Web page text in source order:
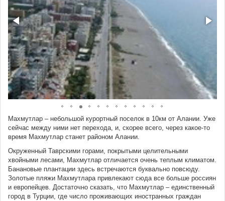
Махмутлар – небольшой курортный поселок в 10км от Алании. Уже
сейчас между ними нет перехода, и, скорее всего, через какое-то
время Махмутлар станет районом Алании.
Окруженный Таврскими горами, покрытыми целительными
хвойными лесами, Махмутлар отличается очень теплым климатом.
Банановые плантации здесь встречаются буквально повсюду.
Золотые пляжи Махмутлара привлекают сюда все больше россиян
и европейцев. Достаточно сказать, что Махмутлар – единственный
город в Турции, где число проживающих иностранных граждан